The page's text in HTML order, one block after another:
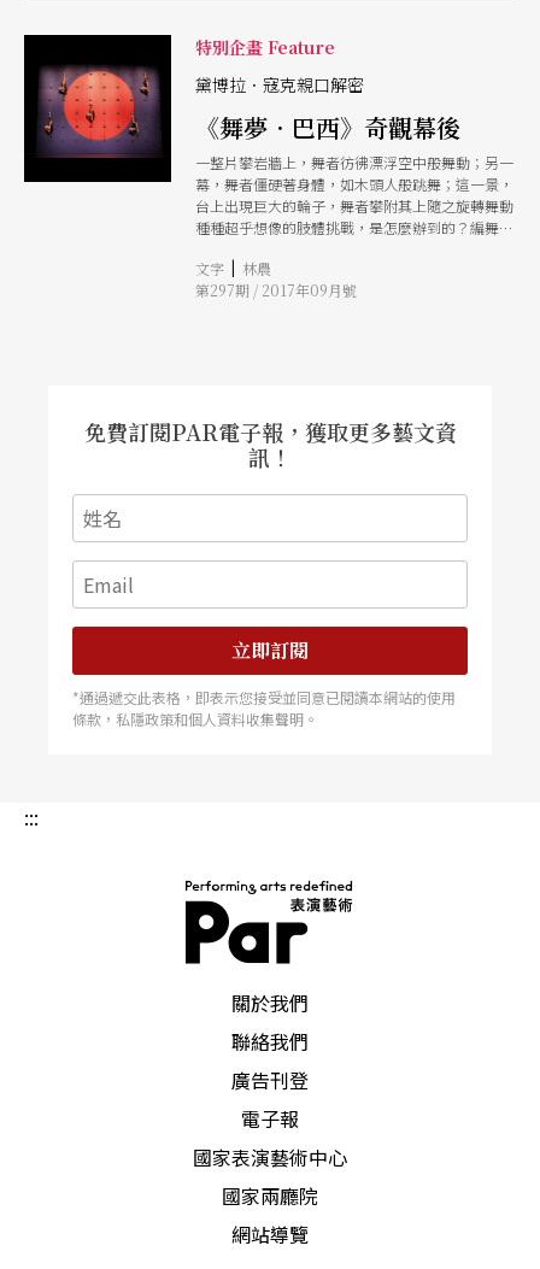
特別企畫 Feature
黛博拉．寇克親口解密
《舞夢．巴西》奇觀幕後
一整片攀岩牆上，舞者彷彿漂浮空中般舞動；另一
幕，舞者僵硬著身體，如木頭人般跳舞；這一景，
台上出現巨大的輪子，舞者攀附其上隨之旋轉舞動
種種超乎想像的肢體挑戰，是怎麼辦到的？編舞家
文字 | 林農
第297期 / 2017年09月號
免費訂閱PAR電子報，獲取更多藝文資
訊！
立即訂閱
*通過遞交此表格，即表示您接受並同意已閱讀本網站的使用
條款，私隱政策和個人資料收集聲明。
:::
關於我們
聯絡我們
廣告刊登
電子報
國家表演藝術中心
國家兩廳院
網站導覽